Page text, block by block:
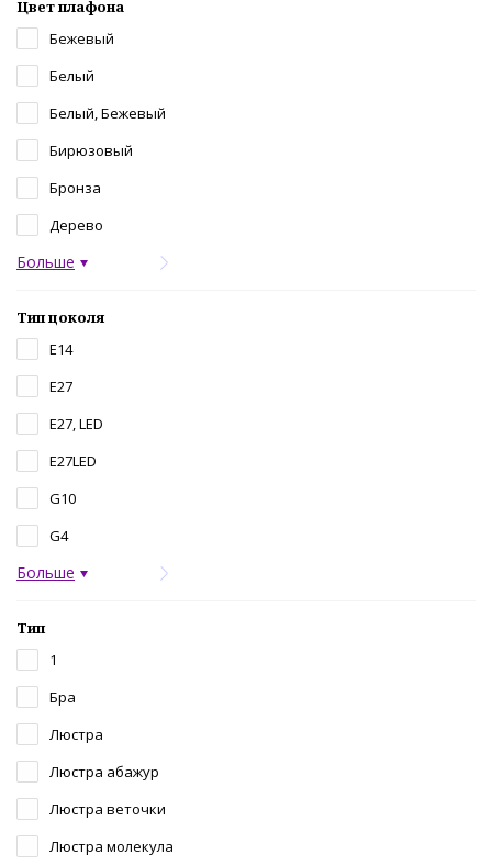
Цвет плафона
Бежевый
Белый
Белый, Бежевый
Бирюзовый
Бронза
Дерево
Больше
Тип цоколя
E14
E27
E27, LED
E27LED
G10
G4
Больше
Тип
1
Бра
Люстра
Люстра абажур
Люстра веточки
Люстра молекула